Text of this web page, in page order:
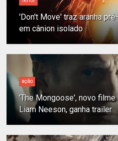
'Don't Move' traz aranha
em cânion isolado
ação
'The Mongoose', novo
Liam Neeson, ganha trailer